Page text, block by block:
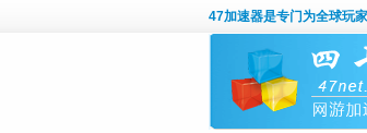
47加速器是专门为全球玩